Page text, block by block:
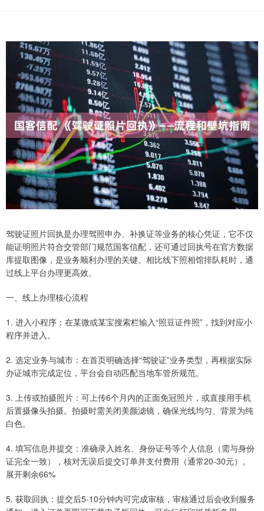
驾驶证照片回执是办理驾照申办、补换证等业务的核心凭证，它不仅
能证明照片符合交管部门规范国客信配，还可通过回执号在官方数据
库提取图像，是业务顺利办理的关键。相比线下照相馆排队耗时，通
过线上平台办理更高效。
一、线上办理核心流程
1. 进入小程序：在某微或某宝搜索栏输入“照豆证件照”，找到对应小
程序并进入。
2. 选定业务与城市：在首页明确选择“驾驶证”业务类型，再根据实际
办证城市完成定位，平台会自动匹配当地车管所规范。
3. 上传或拍摄照片：可上传6个月内的正面免冠照片，或直接用手机
后置摄像头拍摄。拍摄时需关闭美颜滤镜，确保光线均匀、背景为纯
白色。
4. 填写信息并提交：准确录入姓名、身份证号等个人信息（需与身份
证完全一致），核对无误后提交订单并支付费用（通常20-30元）。
展开剩余66%
5. 获取回执：提交后5-10分钟内可完成审核，审核通过后会收到服务